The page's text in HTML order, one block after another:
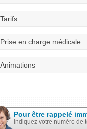
Tarifs
Prise en charge médicale
Animations
Pour être rappelé
indiquez votre numéro de